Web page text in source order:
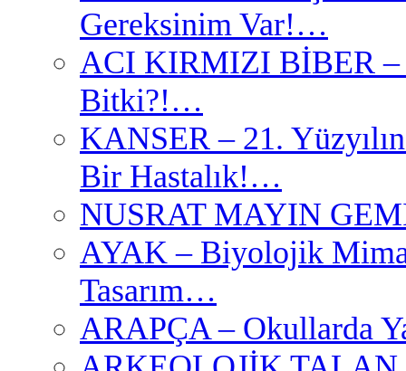
Gereksinim Var!…
ACI KIRMIZI BİBER –
Bitki?!…
KANSER – 21.
Bir Hastalık!…
NUSRAT MAYIN
AYAK – Biyolojik
Tasarım…
ARAPÇA – Okullarda